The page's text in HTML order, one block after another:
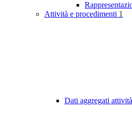
Attività e procedimenti 1
Dati aggregati